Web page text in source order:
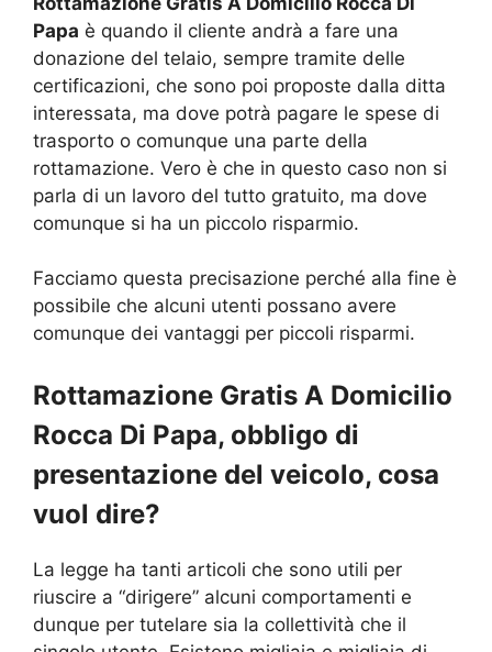
Papa è quando il cliente andrà a fare una
donazione del telaio, sempre tramite delle
certificazioni, che sono poi proposte dalla ditta
interessata, ma dove potrà pagare le spese di
trasporto o comunque una parte della
rottamazione. Vero è che in questo caso non si
parla di un lavoro del tutto gratuito, ma dove
comunque si ha un piccolo risparmio.
Facciamo questa precisazione perché alla fine è
possibile che alcuni utenti possano avere
comunque dei vantaggi per piccoli risparmi.
Rottamazione Gratis A Domicilio
Rocca Di Papa, obbligo di
presentazione del veicolo, cosa
vuol dire?
La legge ha tanti articoli che sono utili per
riuscire a “dirigere” alcuni comportamenti e
dunque per tutelare sia la collettività che il